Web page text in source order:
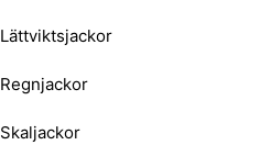
Lättviktsjackor
Regnjackor
Skaljackor